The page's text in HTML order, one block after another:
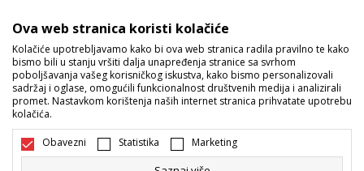
Bosna i Hercegovina Promijenite
Ova web stranica koristi kolačiće
Kolačiće upotrebljavamo kako bi ova web stranica radila pravilno te kako
bismo bili u stanju vršiti dalja unapređenja stranice sa svrhom
poboljšavanja vašeg korisničkog iskustva, kako bismo personalizovali
sadržaj i oglase, omogućili funkcionalnost društvenih medija i analizirali
promet. Nastavkom korištenja naših internet stranica prihvatate upotrebu
kolačića.
Obavezni Statistika Marketing